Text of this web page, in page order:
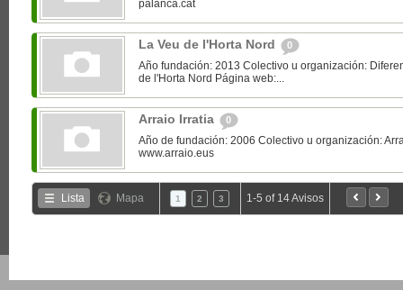
palanca.cat
La Veu de l'Horta Nord 0
Año fundación: 2013 Colectivo u organización:
de l'Horta Nord Página web:...
Arraio Irratia 0
Año de fundación: 2006 Colectivo u organización:
www.arraio.eus
Lista Mapa 1 2 3 1-5 of 14 Avisos